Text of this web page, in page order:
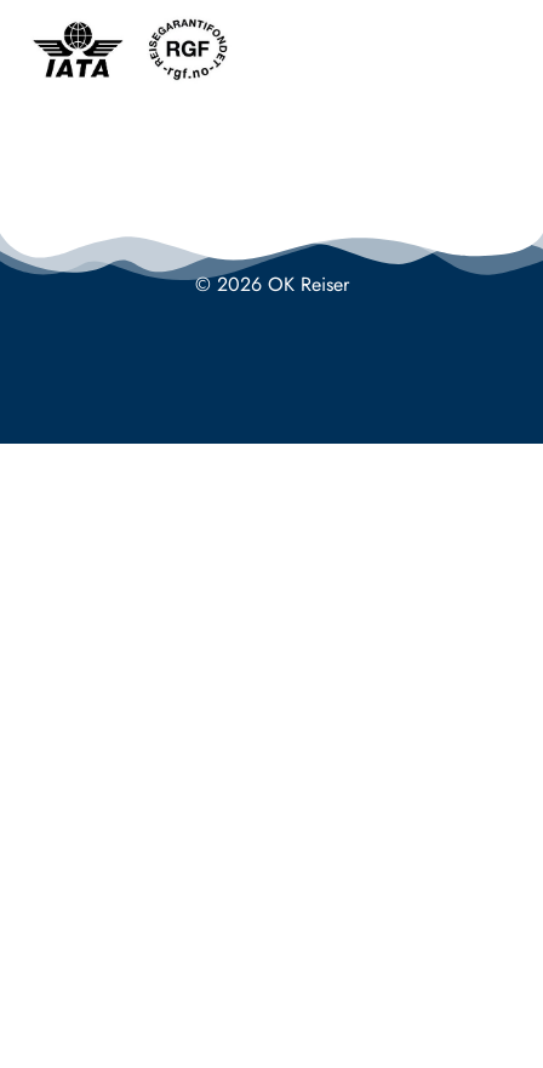
© 2026 OK Reiser